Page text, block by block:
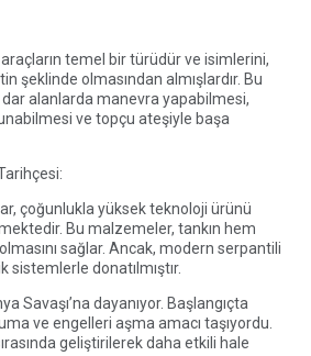
temel bir türüdür ve isimlerini,
şeklinde olmasından almışlardır. Bu
dar alanlarda manevra yapabilmesi,
ve topçu ateşiyle başa
çoğunlukla yüksek teknoloji ürünü
Bu malzemeler, tankın hem
sağlar. Ancak, modern serpantili
donatılmıştır.
Savaşı’na dayanıyor. Başlangıçta
ve engelleri aşma amacı taşıyordu.
geliştirilerek daha etkili hale